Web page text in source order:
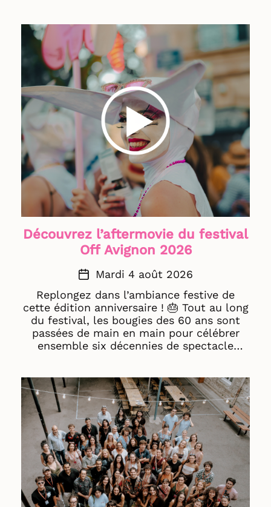
publics Rendez-vous à la rentrée pour
préparer ensemble l’édition 2027 du
festival Off Avignon ! Très bel été à vous
et à bientôt ! ☀️ © AF&C - Violaine Plagne
Découvrez l’aftermovie du festival
Off Avignon 2026
Mardi 4 août 2026
Replongez dans l’ambiance festive de
cette édition anniversaire ! 🎂 Tout au long
du festival, les bougies des 60 ans sont
passées de main en main pour célébrer
ensemble six décennies de spectacle
💛 Bon visionnage ! 🍿 Aftermovie © Jean-
Paul Abjean Salcedo (hirohume.com)